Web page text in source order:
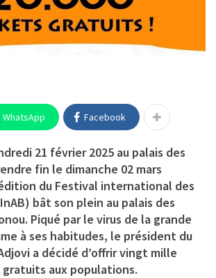
WhatsApp Facebook
21 février 2025 au palais des
fin le dimanche 02 mars
du Festival international des
bât son plein au palais des
Piqué par le virus de la grande
à ses habitudes, le président du
a décidé d’offrir vingt mille
aux populations.